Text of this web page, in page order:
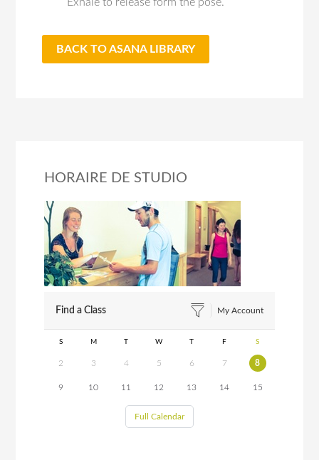
BACK TO ASANA LIBRARY
HORAIRE DE STUDIO
Find a Class My Account
S M T W T F S
2 3 4 5 6 7 8
9 10 11 12 13 14 15
Full Calendar